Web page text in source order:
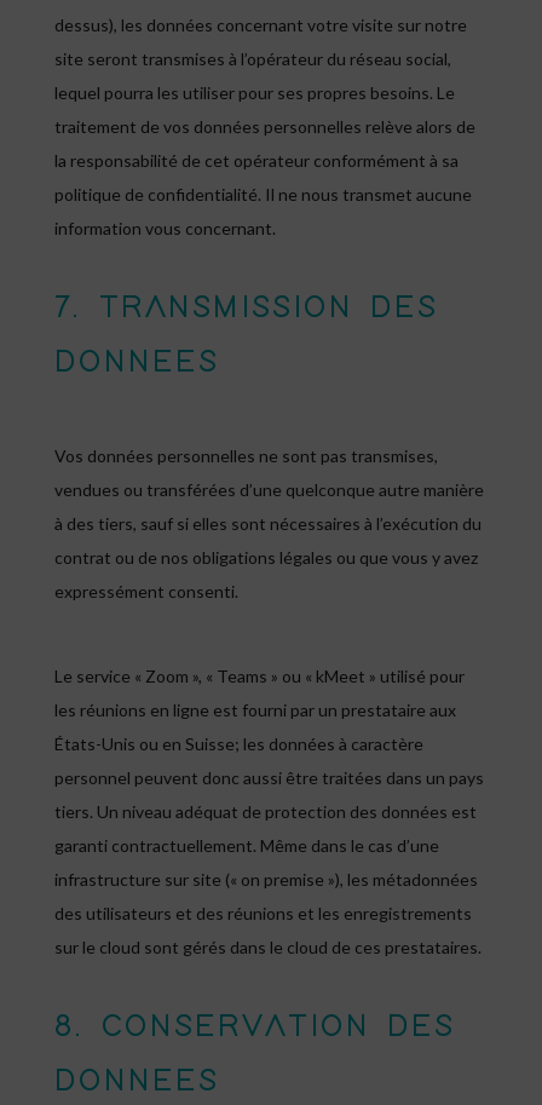
dessus), les données concernant votre visite sur notre
site seront transmises à l’opérateur du réseau social,
lequel pourra les utiliser pour ses propres besoins. Le
traitement de vos données personnelles relève alors de
la responsabilité de cet opérateur conformément à sa
politique de confidentialité. Il ne nous transmet aucune
information vous concernant.
7. TRANSMISSION DES
DONNEES
Vos données personnelles ne sont pas transmises,
vendues ou transférées d’une quelconque autre manière
à des tiers, sauf si elles sont nécessaires à l’exécution du
contrat ou de nos obligations légales ou que vous y avez
expressément consenti.
Le service « Zoom », « Teams » ou « kMeet » utilisé pour
les réunions en ligne est fourni par un prestataire aux
États-Unis ou en Suisse; les données à caractère
personnel peuvent donc aussi être traitées dans un pays
tiers. Un niveau adéquat de protection des données est
garanti contractuellement. Même dans le cas d’une
infrastructure sur site (« on premise »), les métadonnées
des utilisateurs et des réunions et les enregistrements
sur le cloud sont gérés dans le cloud de ces prestataires.
8. CONSERVATION DES
DONNEES